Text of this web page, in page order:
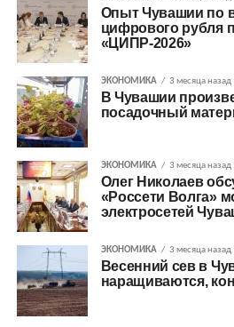
Опыт Чувашии по
цифрового рубля
«ЦИПР-2026»
ЭКОНОМИКА 3 месяца назад
В Чувашии
посадочный
ЭКОНОМИКА 3 месяца назад
Олег Николаев
«Россети Волга»
электросетей
ЭКОНОМИКА 3 месяца назад
Весенний сев в
наращиваются,